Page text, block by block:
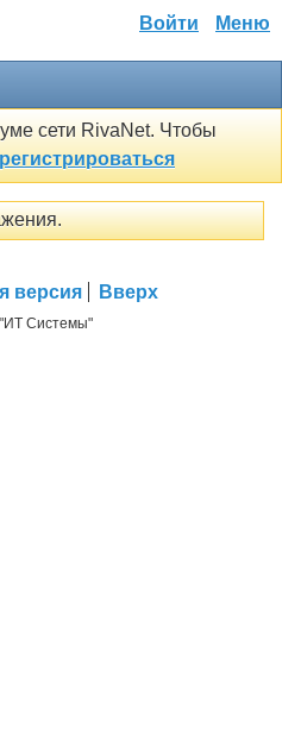
Войти Меню
сети RivaNet. Чтобы
версия Вверх
Системы"